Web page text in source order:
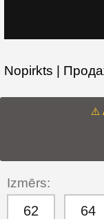
Nopirkts |
⚠️
Izmērs:
62 64